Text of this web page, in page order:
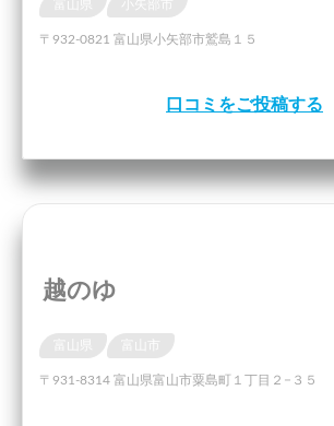
〒932-0821 富山県小矢部市鷲島１５
口コミをご投稿する
越のゆ
〒931-8314 富山県富山市粟島町１丁目２−３５